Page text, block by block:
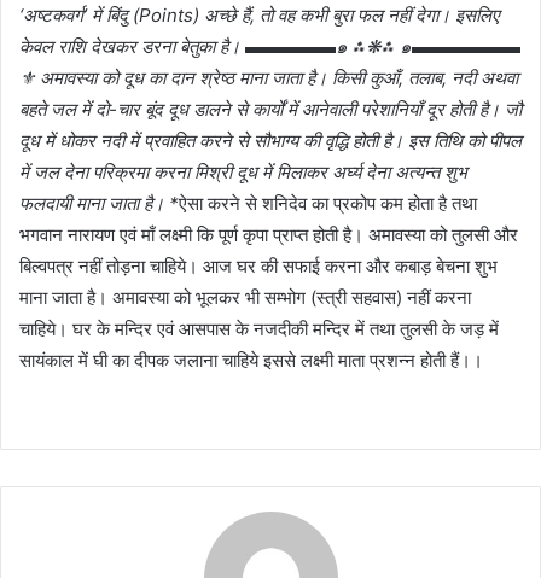
‘अष्टकवर्ग’ में बिंदु (Points) अच्छे हैं, तो वह कभी बुरा फल नहीं देगा। इसलिए
केवल राशि देखकर डरना बेतुका है। ▬▬▬▬▬๑ ⁂❋⁂ ๑▬▬▬▬▬▬
⚜️ अमावस्या को दूध का दान श्रेष्ठ माना जाता है। किसी कुआँ, तलाब, नदी अथवा
बहते जल में दो-चार बूंद दूध डालने से कार्यों में आनेवाली परेशानियाँ दूर होती है। जौ
दूध में धोकर नदी में प्रवाहित करने से सौभाग्य की वृद्धि होती है। इस तिथि को पीपल
में जल देना परिक्रमा करना मिश्री दूध में मिलाकर अर्घ्य देना अत्यन्त शुभ
फलदायी माना जाता है। *ऐसा करने से शनिदेव का प्रकोप कम होता है तथा
भगवान नारायण एवं माँ लक्ष्मी कि पूर्ण कृपा प्राप्त होती है। अमावस्या को तुलसी और
बिल्वपत्र नहीं तोड़ना चाहिये। आज घर की सफाई करना और कबाड़ बेचना शुभ
माना जाता है। अमावस्या को भूलकर भी सम्भोग (स्त्री सहवास) नहीं करना
चाहिये। घर के मन्दिर एवं आसपास के नजदीकी मन्दिर में तथा तुलसी के जड़ में
सायंकाल में घी का दीपक जलाना चाहिये इससे लक्ष्मी माता प्रशन्न होती हैं।।